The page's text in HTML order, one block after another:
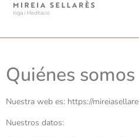
Quiénes somos
Nuestra web es: https://
Nuestros datos: